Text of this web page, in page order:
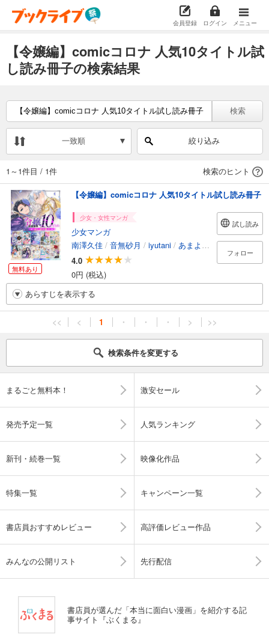
会員登録 ログイン メニュー
【令嬢編】comicコロナ 人気10タイトル試
し読み冊子の検索結果
検索
一致順 絞り込み
1～1件目 / 1件 検索のヒント
無料あり
【令嬢編】comicコロナ 人気10タイトル試し読み冊子
少女・女性マンガ
少女マンガ
南澤久佳 / 音無砂月 / iyutani / あまよかん /皿うどん/
4.0
0円 (税込)
試し読み
フォロー
あらすじを表示する
<< < 1 ・ ・ ・ > >>
検索条件を変更する
まるごと無料本！ 激安セール
発売予定一覧 人気ランキング
新刊・続巻一覧 映像化作品
特集一覧 キャンペーン一覧
書店員おすすめレビュー 高評価レビュー作品
みんなの公開リスト 先行配信
書店員が選んだ「本当に面白い漫画」を紹介する記
事サイト『ぶくまる』